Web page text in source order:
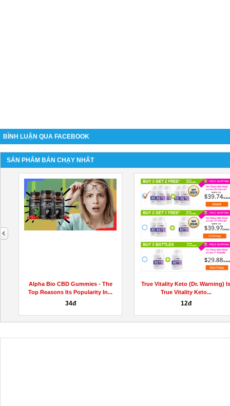
BÌNH LUẬN QUA FACEBOOK
SẢN PHẨM BÁN CHẠY NHẤT
Alpha Bio CBD Gummies - The
Top Reasons Its Popularity In...
34đ
True Vitality Keto (Dr. Warning)
True Vitality Keto...
12đ
next